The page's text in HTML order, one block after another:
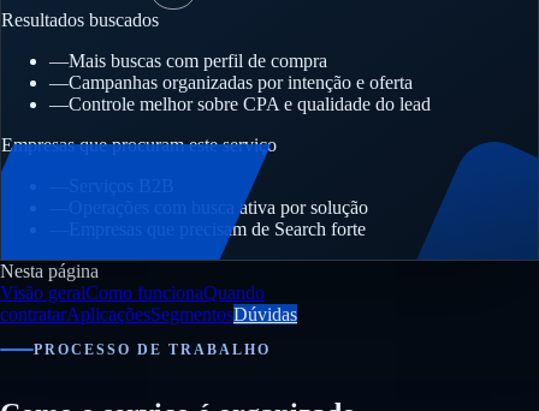
Resultados buscados
—Mais buscas com perfil de compra
—Campanhas organizadas por intenção e oferta
—Controle melhor sobre CPA e qualidade do lead
Empresas que procuram este serviço
Operações com busca ativa por solução
Empresas que precisam de Search forte
Nesta página
Visão geralComo funcionaQuando
contratarAplicaçõesSegmentosDúvidas
PROCESSO DE TRABALHO